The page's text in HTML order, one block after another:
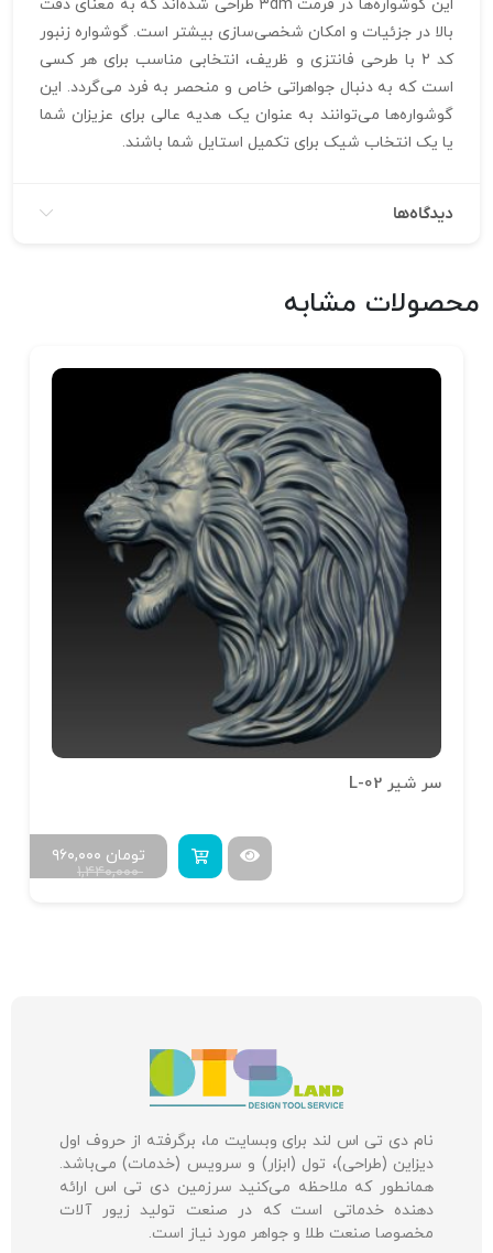
این گوشواره‌ها در فرمت 3dm طراحی شده‌اند که به معنای دقت
بالا در جزئیات و امکان شخصی‌سازی بیشتر است. گوشواره زنبور
کد 2 با طرحی فانتزی و ظریف، انتخابی مناسب برای هر کسی
است که به دنبال جواهراتی خاص و منحصر به فرد می‌گردد. این
گوشواره‌ها می‌توانند به عنوان یک هدیه عالی برای عزیزان شما
یا یک انتخاب شیک برای تکمیل استایل شما باشند.
دیدگاه‌ها
محصولات مشابه
سر شیر L-02
۱,۴۴۰,۰۰۰
۹۶۰,۰۰۰ تومان
نام دی تی اس لند برای وبسایت ما، برگرفته از حروف اول
دیزاین (طراحی)، تول (ابزار) و سرویس (خدمات) می‌باشد.
همانطور که ملاحظه می‌کنید سرزمین دی تی اس ارائه
دهنده خدماتی است که در صنعت تولید زیور آلات
مخصوصا صنعت طلا و جواهر مورد نیاز است.